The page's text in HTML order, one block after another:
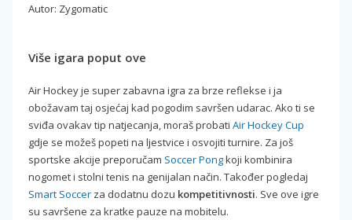
Autor: Zygomatic
Više igara poput ove
Air Hockey je super zabavna igra za brze reflekse i ja
obožavam taj osjećaj kad pogodim savršen udarac. Ako ti se
sviđa ovakav tip natjecanja, moraš probati Air Hockey Cup
gdje se možeš popeti na ljestvice i osvojiti turnire. Za još
sportske akcije preporučam Soccer Pongkoji kombinira
nogomet i stolni tenis na genijalan način. Također pogledaj
Smart Soccer za dodatnu dozu kompetitivnosti. Sve ove igre
su savršene za kratke pauze na mobitelu.